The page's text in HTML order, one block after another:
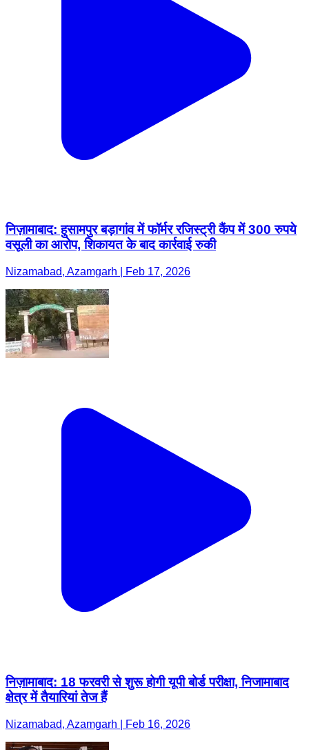
निज़ामाबाद: हुसामपुर बड़ागांव में फॉर्मर रजिस्ट्री कैंप में 300 रुपये
वसूली का आरोप, शिकायत के बाद कार्रवाई रुकी
Nizamabad, Azamgarh | Feb 17, 2026
निज़ामाबाद: 18 फरवरी से शुरू होगी यूपी बोर्ड परीक्षा, निजामाबाद
क्षेत्र में तैयारियां तेज हैं
Nizamabad, Azamgarh | Feb 16, 2026